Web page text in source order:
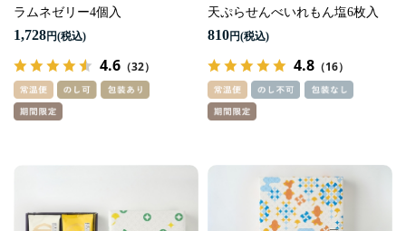
ラムネゼリー4個入
1,728円
4.6 （32）
天ぷらせんべいれもん塩6枚入
810円
4.8 （16）